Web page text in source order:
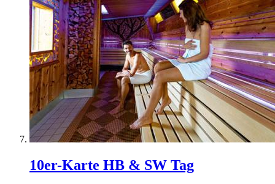
10er-Karte HB & SW Tag